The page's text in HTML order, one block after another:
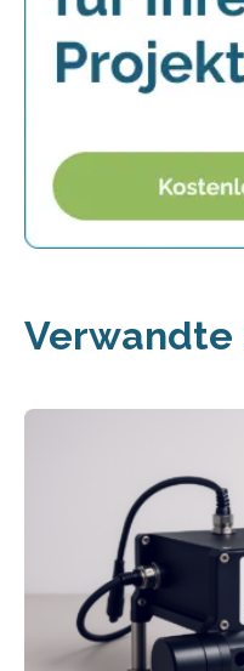
Verwandte